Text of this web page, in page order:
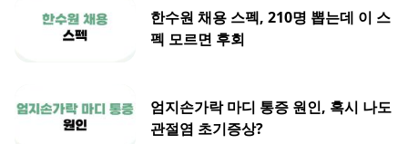
한수원 채용 스펙, 210명 뽑는데 이 스
펙 모르면 후회
엄지손가락 마디 통증 원인, 혹시 나도
관절염 초기증상?